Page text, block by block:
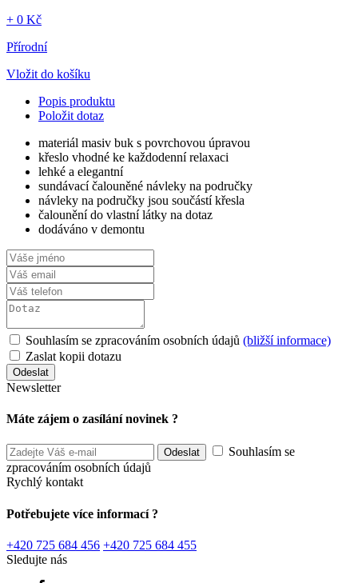
+ 0 Kč
Přírodní
Vložit do košíku
Popis produktu
Položit dotaz
materiál masiv buk s povrchovou úpravou
křeslo vhodné ke každodenní relaxaci
lehké a elegantní
sundávací čalouněné návleky na područky
návleky na područky jsou součástí křesla
čalounění do vlastní látky na dotaz
dodáváno v demontu
Souhlasím se zpracováním osobních údajů (bližší informace)
Zaslat kopii dotazu
Newsletter
Máte zájem o zasílání novinek ?
Souhlasím se
zpracováním osobních údajů
Rychlý kontakt
Potřebujete více informací ?
+420 725 684 456 +420 725 684 455
Sledujte nás